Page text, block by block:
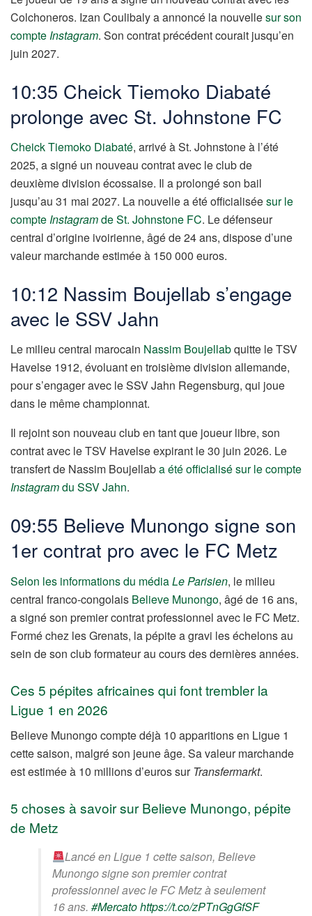
Colchoneros. Izan Coulibaly a annoncé la nouvellesur son
compteInstagram. Son contrat précédent courait jusqu’en
juin 2027.
10:35 Cheick Tiemoko Diabaté
prolonge avec St. Johnstone FC
Cheick Tiemoko Diabaté, arrivé à St. Johnstone à l’été
2025, a signé un nouveau contrat avec le club de
deuxième division écossaise. Il a prolongé son bail
jusqu’au 31 mai 2027. La nouvelle a été officialiséesur le
compteInstagramde St. Johnstone FC. Le défenseur
central d’origine ivoirienne, âgé de 24 ans, dispose d’une
valeur marchande estimée à 150 000 euros.
10:12 Nassim Boujellab s’engage
avec le SSV Jahn
Le milieu central marocain Nassim Boujellabquitte le TSV
Havelse 1912, évoluant en troisième division allemande,
pour s’engager avec le SSV Jahn Regensburg, qui joue
dans le même championnat.
Il rejoint son nouveau club en tant que joueur libre, son
contrat avec le TSV Havelse expirant le 30 juin 2026. Le
transfert de Nassim Boujellaba été officialisé sur le compte
Instagramdu SSV Jahn.
09:55 Believe Munongo signe son
1er contrat pro avec le FC Metz
Selon les informations du médiaLe Parisien, le milieu
central franco-congolais Believe Munongo, âgé de 16 ans,
a signé son premier contrat professionnel avec le FC Metz.
Formé chez les Grenats, la pépite a gravi les échelons au
sein de son club formateur au cours des dernières années.
Ces 5 pépites africaines qui font trembler la
Ligue 1 en 2026
Believe Munongo compte déjà 10 apparitions en Ligue 1
cette saison, malgré son jeune âge. Sa valeur marchande
est estimée à 10 millions d’euros sur Transfermarkt.
5 choses à savoir sur Believe Munongo, pépite
de Metz
Lancé en Ligue 1 cette saison, Believe
Munongo signe son premier contrat
professionnel avec le FC Metz à seulement
16 ans. #Mercatohttps://t.co/zPTnGgGfSF